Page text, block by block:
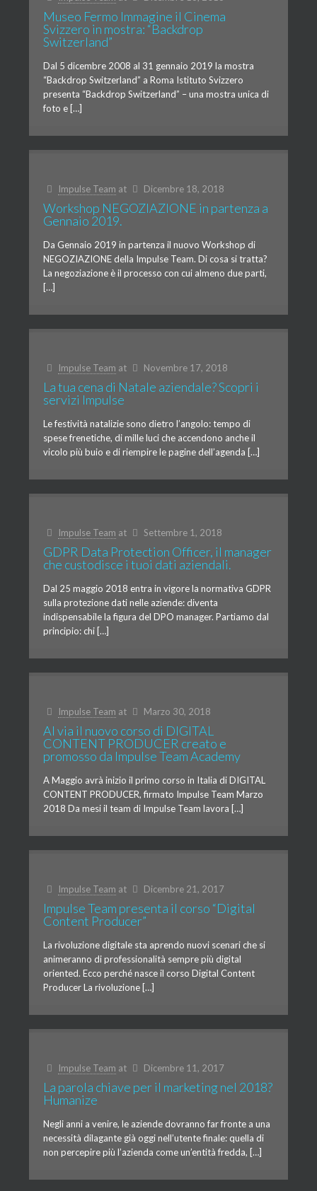
Museo Fermo Immagine il Cinema
Svizzero in mostra: “Backdrop
Switzerland”
Dal 5 dicembre 2008 al 31 gennaio 2019 la mostra
“Backdrop Switzerland” a Roma Istituto Svizzero
presenta “Backdrop Switzerland” – una mostra unica di
foto e […]
Impulse Team at Dicembre 18, 2018
Workshop NEGOZIAZIONE in partenza a
Gennaio 2019.
Da Gennaio 2019 in partenza il nuovo Workshop di
NEGOZIAZIONE della Impulse Team. Di cosa si tratta?
La negoziazione è il processo con cui almeno due parti,
[…]
Impulse Team at Novembre 17, 2018
La tua cena di Natale aziendale? Scopri i
servizi Impulse
Le festività natalizie sono dietro l’angolo: tempo di
spese frenetiche, di mille luci che accendono anche il
vicolo più buio e di riempire le pagine dell’agenda […]
Impulse Team at Settembre 1, 2018
GDPR Data Protection Officer, il manager
che custodisce i tuoi dati aziendali.
Dal 25 maggio 2018 entra in vigore la normativa GDPR
sulla protezione dati nelle aziende: diventa
indispensabile la figura del DPO manager. Partiamo dal
principio: chi […]
Impulse Team at Marzo 30, 2018
Al via il nuovo corso di DIGITAL
CONTENT PRODUCER creato e
promosso da Impulse Team Academy
A Maggio avrà inizio il primo corso in Italia di DIGITAL
CONTENT PRODUCER, firmato Impulse Team Marzo
2018 Da mesi il team di Impulse Team lavora […]
Impulse Team at Dicembre 21, 2017
Impulse Team presenta il corso “Digital
Content Producer”
La rivoluzione digitale sta aprendo nuovi scenari che si
animeranno di professionalità sempre più digital
oriented. Ecco perché nasce il corso Digital Content
Producer La rivoluzione […]
Impulse Team at Dicembre 11, 2017
La parola chiave per il marketing nel 2018?
Humanize
Negli anni a venire, le aziende dovranno far fronte a una
necessità dilagante già oggi nell’utente finale: quella di
non percepire più l’azienda come un’entità fredda, […]